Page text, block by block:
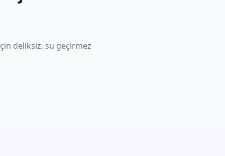
deliksiz, su geçirmez